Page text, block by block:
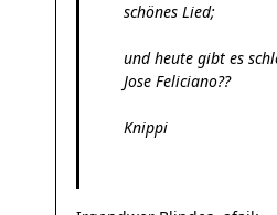
schönes Lied;
und heute gibt es
Jose Feliciano??
Knippi